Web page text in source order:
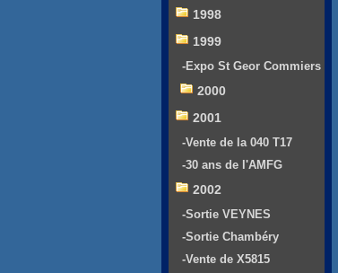
1998
1999
-Expo St Geor Commiers
2000
2001
-Vente de la 040 T17
-30 ans de l'AMFG
2002
-Sortie VEYNES
-Sortie Chambéry
-Vente de X5815